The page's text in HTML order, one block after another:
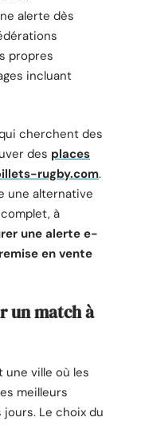
alerte dès
propres
incluant
cherchent des
des places
rugby.com.
une alternative
à
une alerte e-
en vente
un match à
une ville où les
meilleurs
Le choix du